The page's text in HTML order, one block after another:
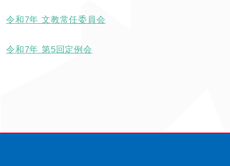
令和7年 文教常任委員会
令和7年 第5回定例会